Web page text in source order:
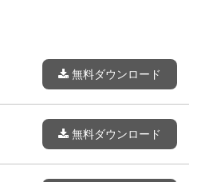
無料ダウンロード
無料ダウンロード